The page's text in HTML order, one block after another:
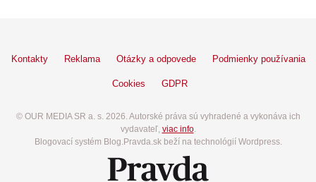
Kontakty Reklama Otázky a odpovede Podmienky používania
Cookies GDPR
© OUR MEDIA SR a. s. 2026. Autorské práva sú vyhradené a vykonáva ich
vydavateľ, viac info.
Blogovací systém Blog.Pravda.sk beží na technológií Wordpress.